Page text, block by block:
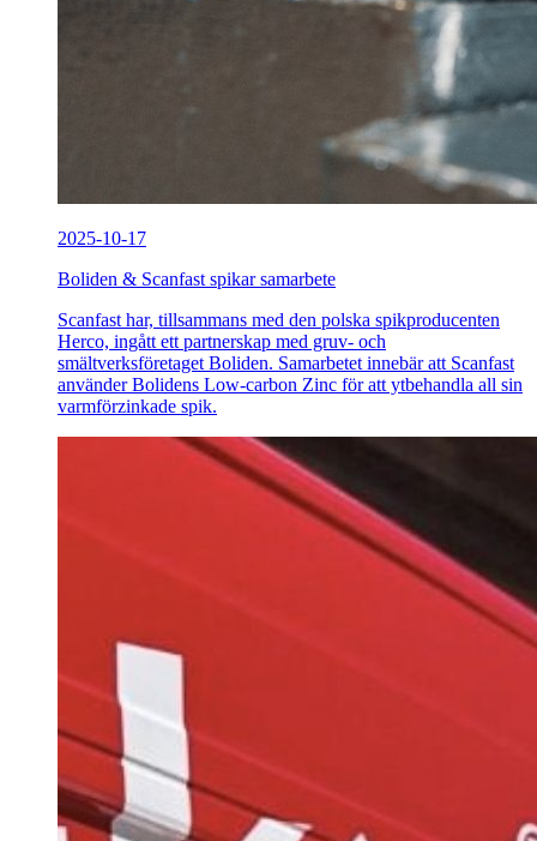
2025-10-17
Boliden & Scanfast spikar samarbete
Scanfast har, tillsammans med den polska spikproducenten
Herco, ingått ett partnerskap med gruv- och
smältverksföretaget Boliden. Samarbetet innebär att Scanfast
använder Bolidens Low-carbon Zinc för att ytbehandla all sin
varmförzinkade spik.